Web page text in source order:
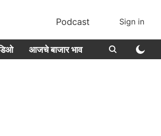
Podcast Sign in
आजचे बाजार भाव